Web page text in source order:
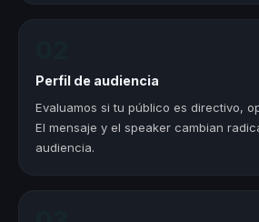
Perfil de audiencia
Evaluamos si tu público es directivo,
El mensaje y el speaker cambian
audiencia.